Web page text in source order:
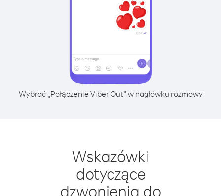
Wybrać „Połączenie Viber Out” w nagłówku rozmowy
Wskazówki
dotyczące
dzwonienia do